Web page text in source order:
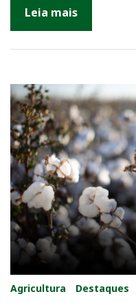
Leia mais
Agricultura Destaques